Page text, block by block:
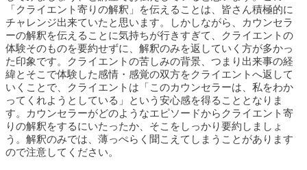
「クライエント寄りの解釈」を伝えることは、皆さん積極的に
チャレンジ出来ていたと思います。しかしながら、カウンセラ
ーの解釈を伝えることに気持ちが行きすぎて、クライエントの
体験そのものを要約せずに、解釈のみを返していく方が多かっ
た印象です。クライエントの苦しみの背景、つまり出来事の経
緯とそこで体験した感情・感覚の双方をクライエントへ返して
いくことで、クライエントは「このカウンセラーは、私をわか
ってくれようとしている」という安心感を得ることとなりま
す。カウンセラーがどのようなエピソードからクライエント寄
りの解釈をするにいたったか、そこをしっかり要約しましょ
う。解釈のみでは、薄っぺらく聞こえてしまうことがあります
ので注意してください。